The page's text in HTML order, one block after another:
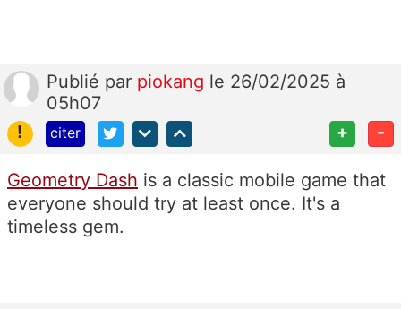
Publié par piokang le 26/02/2025 à
05h07
!
citer + -
Geometry Dash is a classic mobile game that
everyone should try at least once. It's a
timeless gem.